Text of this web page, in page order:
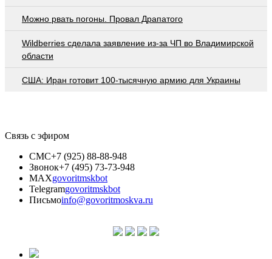
Можно рвать погоны. Провал Драпатого
Wildberries cделала заявление из-за ЧП во Владимирской
области
США: Иран готовит 100-тысячную армию для Украины
Связь с эфиром
СМС+7 (925) 88-88-948
Звонок+7 (495) 73-73-948
MAXgovoritmskbot
Telegramgovoritmskbot
Письмоinfo@govoritmoskva.ru